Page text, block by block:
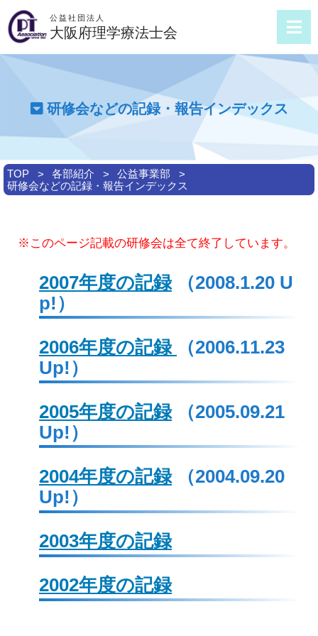
公益社団法人
大阪府理学療法士会
研修会などの記録・報告インデックス
TOP 各部紹介
公益事業部
研修会などの記録・報告インデックス
※このページ記載の研修会は全て終了しています。
2007年度の記録（2008.1.20 U
p!）
2006年度の記録
（2006.11.23
Up!）
2005年度の記録（2005.09.21
Up!）
2004年度の記録（2004.09.20
Up!）
2003年度の記録
2002年度の記録